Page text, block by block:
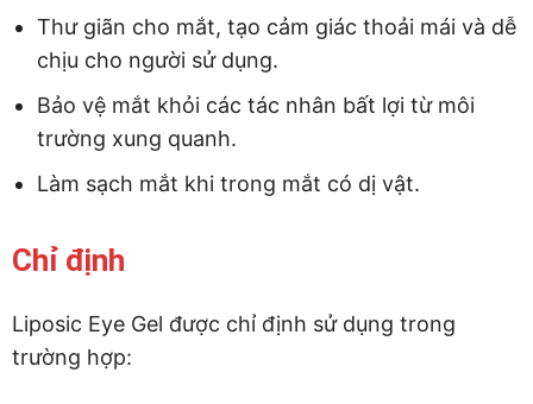
Thư giãn cho mắt, tạo cảm giác thoải mái và dễ
chịu cho người sử dụng.
Bảo vệ mắt khỏi các tác nhân bất lợi từ môi
trường xung quanh.
Làm sạch mắt khi trong mắt có dị vật.
Chỉ định
Liposic Eye Gel được chỉ định sử dụng trong
trường hợp: